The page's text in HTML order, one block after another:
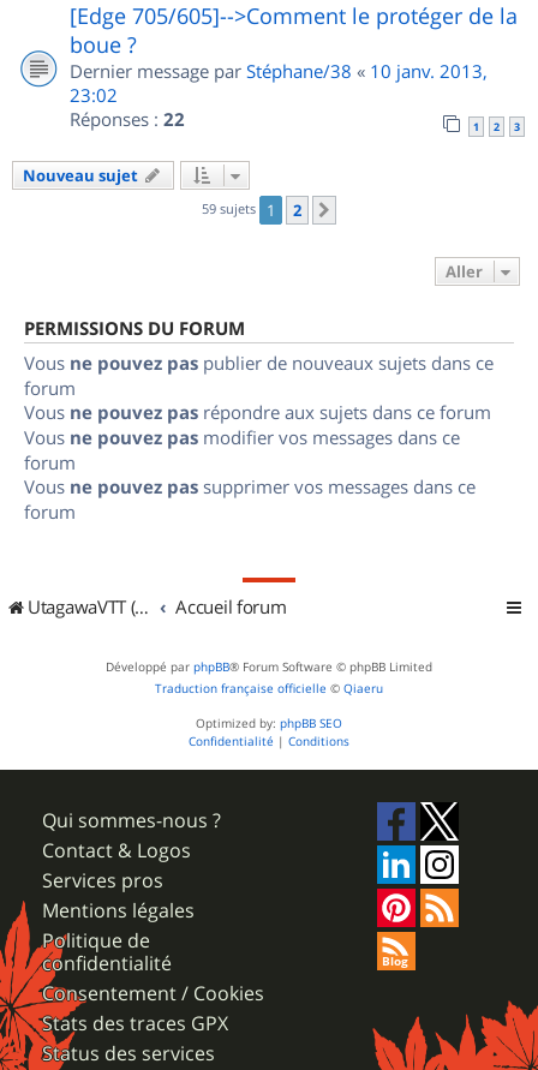
[Edge 705/605]-->Comment le protéger de la
boue ?
Dernier message par Stéphane/38 « 10 janv. 2013,
23:02
Réponses : 22 1 2 3
Nouveau sujet
59 sujets 1 2
Aller
PERMISSIONS DU FORUM
Vous ne pouvez pas publier de nouveaux sujets dans ce
forum
Vous ne pouvez pas répondre aux sujets dans ce forum
Vous ne pouvez pas modifier vos messages dans ce
forum
Vous ne pouvez pas supprimer vos messages dans ce
forum
UtagawaVTT (Randos VTT et VTTAE avec traces GPS) Accueil forum
Développé par phpBB® Forum Software © phpBB Limited
Traduction française officielle © Qiaeru
Optimized by: phpBB SEO
Confidentialité | Conditions
Qui sommes-nous ?
Contact & Logos
Services pros
Mentions légales
Politique de
confidentialité
Consentement / Cookies
Stats des traces GPX
Status des services